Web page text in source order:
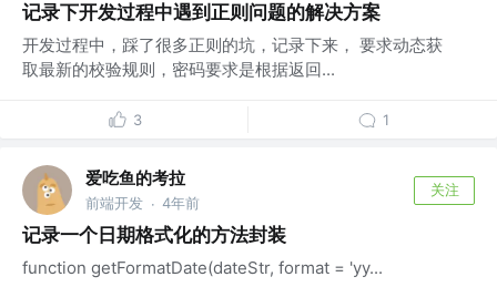
记录下开发过程中遇到正则问题的解决方案
开发过程中，踩了很多正则的坑，记录下来， 要求动态获
取最新的校验规则，密码要求是根据返回...
3 1
爱吃鱼的考拉
前端开发 · 4年前
关注
记录一个日期格式化的方法封装
function getFormatDate(dateStr, format = 'yy...